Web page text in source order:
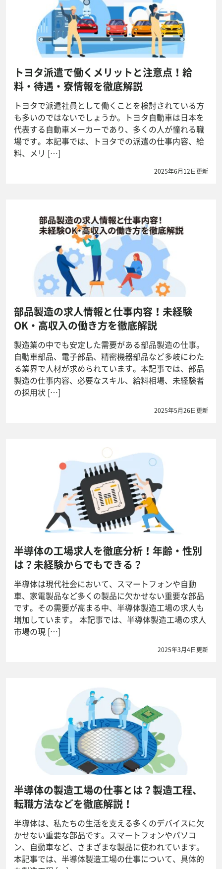
トヨタ派遣で働くメリットと注意点！給
料・待遇・寮情報を徹底解説
トヨタで派遣社員として働くことを検討されている方
も多いのではないでしょうか。トヨタ自動車は日本を
代表する自動車メーカーであり、多くの人が憧れる職
場です。本記事では、トヨタでの派遣の仕事内容、給
料、メリ […]
2025年6月12日更新
部品製造の求人情報と仕事内容！未経験
OK・高収入の働き方を徹底解説
製造業の中でも安定した需要がある部品製造の仕事。
自動車部品、電子部品、精密機器部品など多岐にわた
る業界で人材が求められています。本記事では、部品
製造の仕事内容、必要なスキル、給料相場、未経験者
の採用状 […]
2025年5月26日更新
半導体の工場求人を徹底分析！年齢・性別
は？未経験からでもできる？
半導体は現代社会において、スマートフォンや自動
車、家電製品など多くの製品に欠かせない重要な部品
です。その需要が高まる中、半導体製造工場の求人も
増加しています。 本記事では、半導体製造工場の求人
市場の現 […]
2025年3月4日更新
半導体の製造工場の仕事とは？製造工程、
転職方法などを徹底解説！
半導体は、私たちの生活を支える多くのデバイスに欠
かせない重要な部品です。スマートフォンやパソコ
ン、自動車など、さまざまな製品に使われています。
本記事では、半導体製造工場の仕事について、具体的